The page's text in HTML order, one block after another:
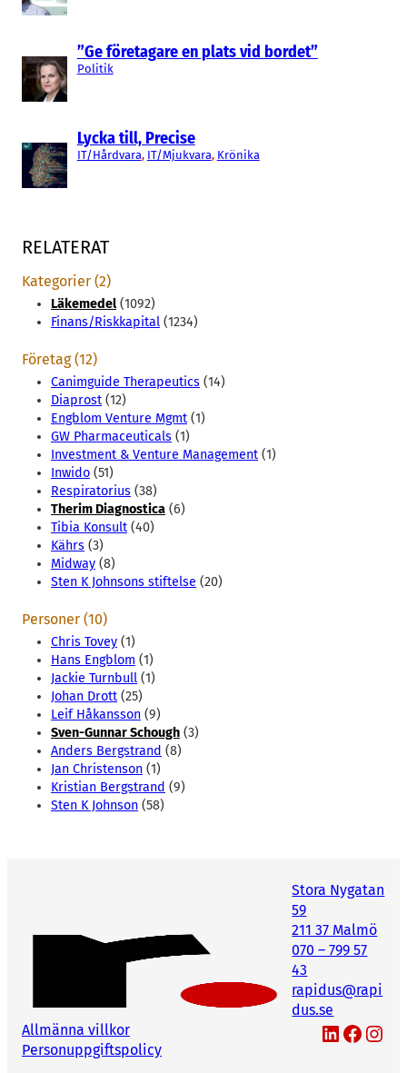
”Ge företagare en plats vid bordet”
Politik
Lycka till, Precise
IT/Hårdvara, IT/Mjukvara, Krönika
RELATERAT
Kategorier (2)
Läkemedel(1092)
Finans/Riskkapital (1234)
Företag (12)
Canimguide Therapeutics (14)
Diaprost (12)
Engblom Venture Mgmt (1)
GW Pharmaceuticals (1)
Investment & Venture Management (1)
Inwido (51)
Respiratorius (38)
Therim Diagnostica (6)
Tibia Konsult (40)
Kährs (3)
Midway (8)
Sten K Johnsons stiftelse (20)
Personer (10)
Chris Tovey (1)
Hans Engblom (1)
Jackie Turnbull (1)
Johan Drott (25)
Leif Håkansson (9)
Sven-Gunnar Schough (3)
Anders Bergstrand (8)
Jan Christenson (1)
Kristian Bergstrand (9)
Sten K Johnson (58)
Stora Nygatan
59
211 37 Malmö
070 – 799 57
43
rapidus@rapi
dus.se
Allmänna villkor
Personuppgiftspolicy
LinkedIn Facebook Instagram